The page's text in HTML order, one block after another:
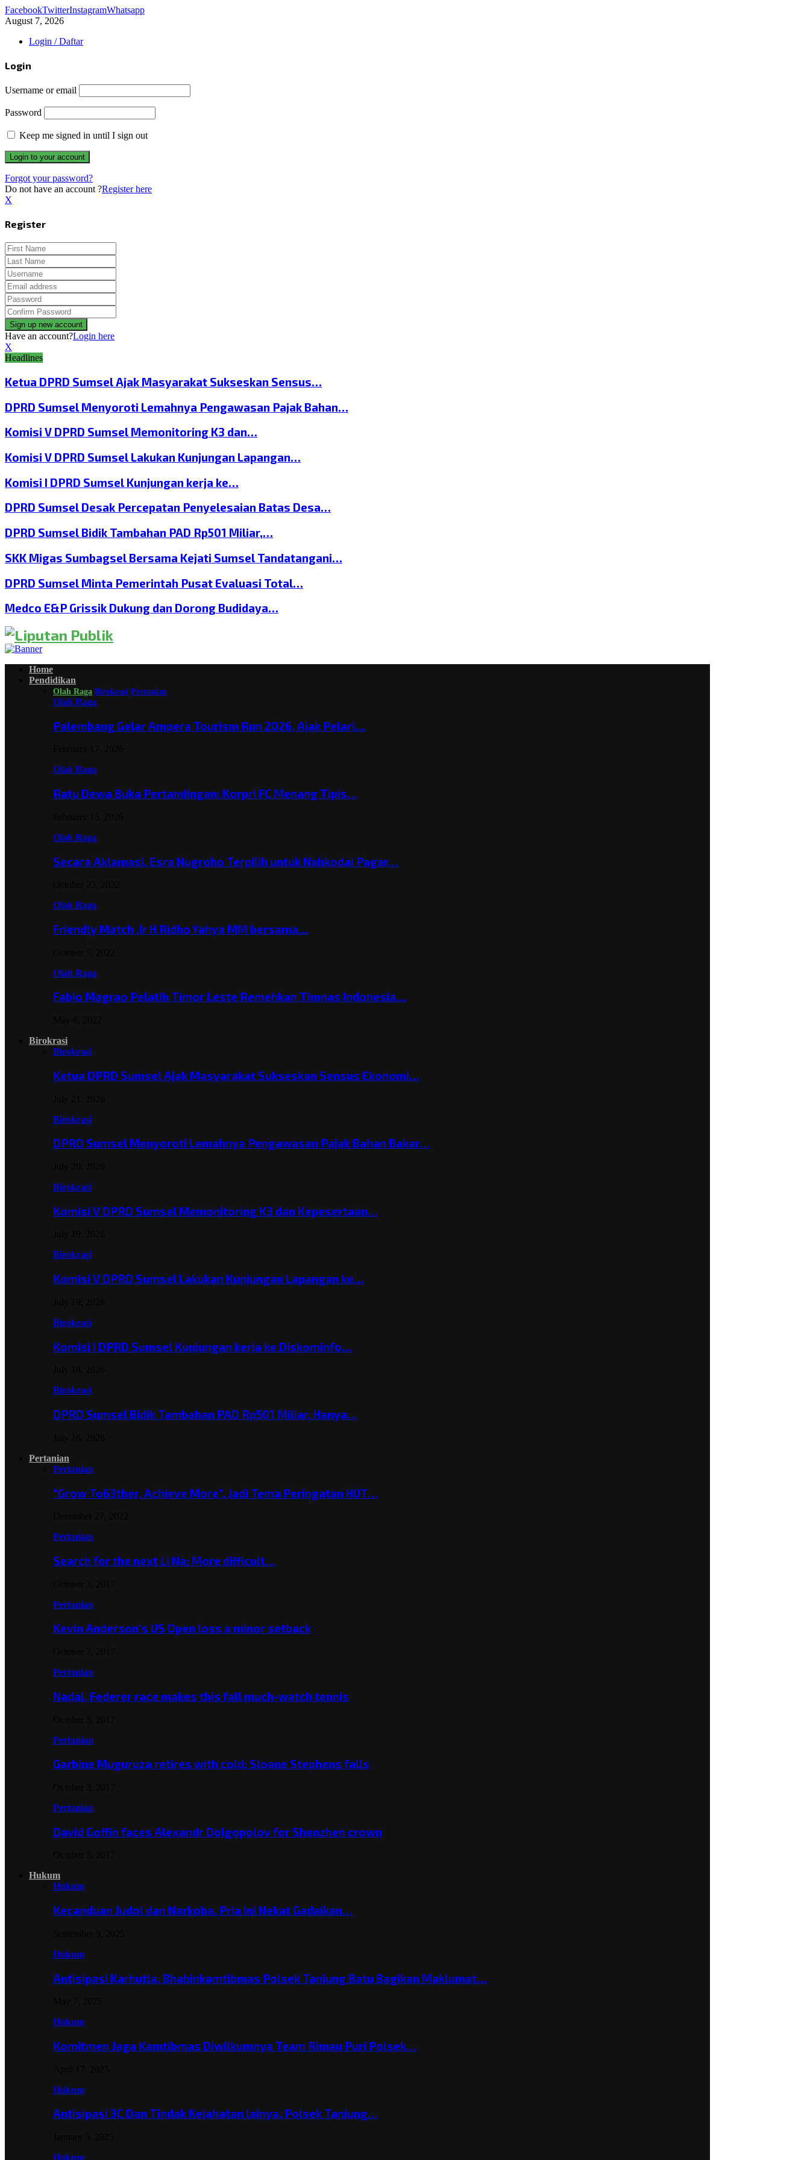
FacebookTwitterInstagramWhatsapp
August 7, 2026
Login / Daftar
Login
Username or email
Password
Keep me signed in until I sign out
Forgot your password?
Do not have an account ?Register here
X
Register
Have an account?Login here
X
Headlines
Ketua DPRD Sumsel Ajak Masyarakat Sukseskan Sensus…
DPRD Sumsel Menyoroti Lemahnya Pengawasan Pajak Bahan…
Komisi V DPRD Sumsel Memonitoring K3 dan…
Komisi V DPRD Sumsel Lakukan Kunjungan Lapangan…
Komisi I DPRD Sumsel Kunjungan kerja ke…
DPRD Sumsel Desak Percepatan Penyelesaian Batas Desa…
DPRD Sumsel Bidik Tambahan PAD Rp501 Miliar,…
SKK Migas Sumbagsel Bersama Kejati Sumsel Tandatangani…
DPRD Sumsel Minta Pemerintah Pusat Evaluasi Total…
Medco E&P Grissik Dukung dan Dorong Budidaya…
Home
Pendidikan
Olah Raga Birokrasi Pertanian
Olah Raga
Palembang Gelar Ampera Tourism Run 2026, Ajak Pelari…
Olah Raga
Ratu Dewa Buka Pertandingan: Korpri FC Menang Tipis…
Olah Raga
Secara Aklamasi, Esra Nugroho Terpilih untuk Nahkodai Pagar…
Olah Raga
Friendly Match ,Ir H Ridho Yahya MM bersama…
Olah Raga
Fabio Magrao Pelatih Timor Leste Remehkan Timnas Indonesia…
Birokrasi
Birokrasi
Ketua DPRD Sumsel Ajak Masyarakat Sukseskan Sensus Ekonomi…
Birokrasi
DPRD Sumsel Menyoroti Lemahnya Pengawasan Pajak Bahan Bakar…
Birokrasi
Komisi V DPRD Sumsel Memonitoring K3 dan Kepesertaan…
Birokrasi
Komisi V DPRD Sumsel Lakukan Kunjungan Lapangan ke…
Birokrasi
Komisi I DPRD Sumsel Kunjungan kerja ke Diskominfo…
Birokrasi
DPRD Sumsel Bidik Tambahan PAD Rp501 Miliar, Hanya…
Pertanian
Pertanian
“Grow To63ther, Achieve More”, Jadi Tema Peringatan HUT…
Pertanian
Search for the next Li Na: More difficult…
Pertanian
Kevin Anderson’s US Open loss a minor setback
Pertanian
Nadal, Federer race makes this fall much-watch tennis
Pertanian
Garbine Muguruza retires with cold; Sloane Stephens falls
Pertanian
David Goffin faces Alexandr Dolgopolov for Shenzhen crown
Hukum
Hukum
Kecanduan Judol dan Narkoba, Pria Ini Nekat Gadaikan…
Hukum
Antisipasi Karhutla, Bhabinkamtibmas Polsek Tanjung Batu Bagikan Maklumat…
Hukum
Komitmen Jaga Kamtibmas Diwilkumnya Team Rimau Puri Polsek…
Hukum
Antisipasi 3C Dan Tindak Kejahatan lainya, Polsek Tanjung…
Hukum